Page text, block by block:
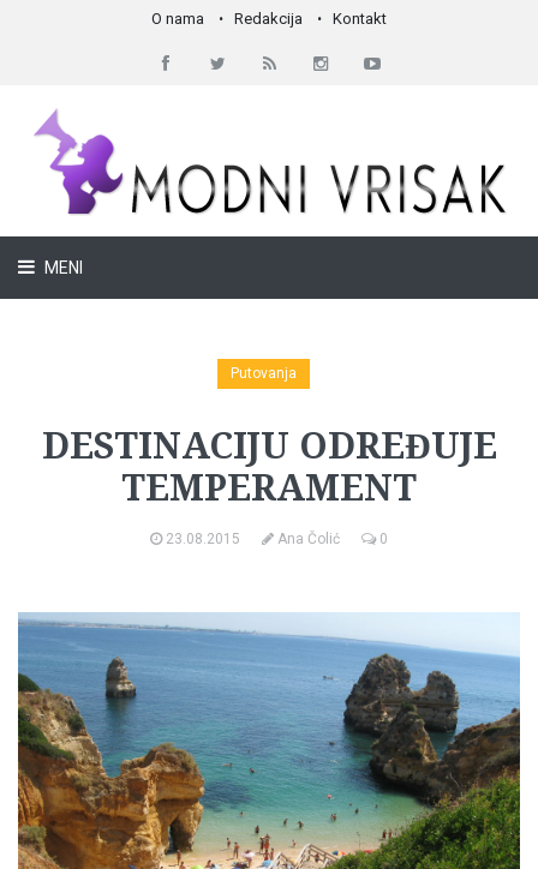
O nama Redakcija Kontakt
MENI
Putovanja
DESTINACIJU ODREĐUJE
TEMPERAMENT
23.08.2015 Ana Čolić 0